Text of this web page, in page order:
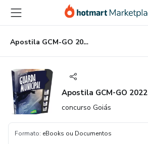
para
conteúdo
principal
para
pagamento
para
rodapé
Apostila GCM-GO 2022
Apostila GCM-GO 2022
concurso Goiás
Formato: eBooks ou Documentos